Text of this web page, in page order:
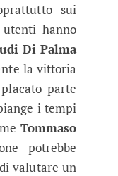
sui
hanno
Di Palma
la vittoria
parte
i tempi
Tommaso
potrebbe
valutare un